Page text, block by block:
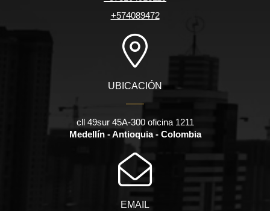
+574089472
UBICACIÓN
cll 49sur 45A-300 oficina 1211
Medellín - Antioquia - Colombia
EMAIL